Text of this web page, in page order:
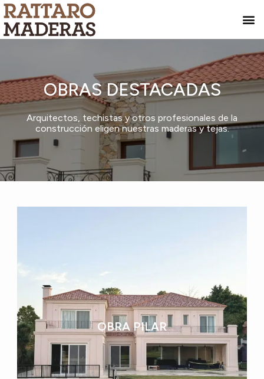
OBRAS DESTACADAS
Arquitectos, techistas y otros profesionales de la
construcción eligen nuestras maderas y tejas.
OBRA PILAR